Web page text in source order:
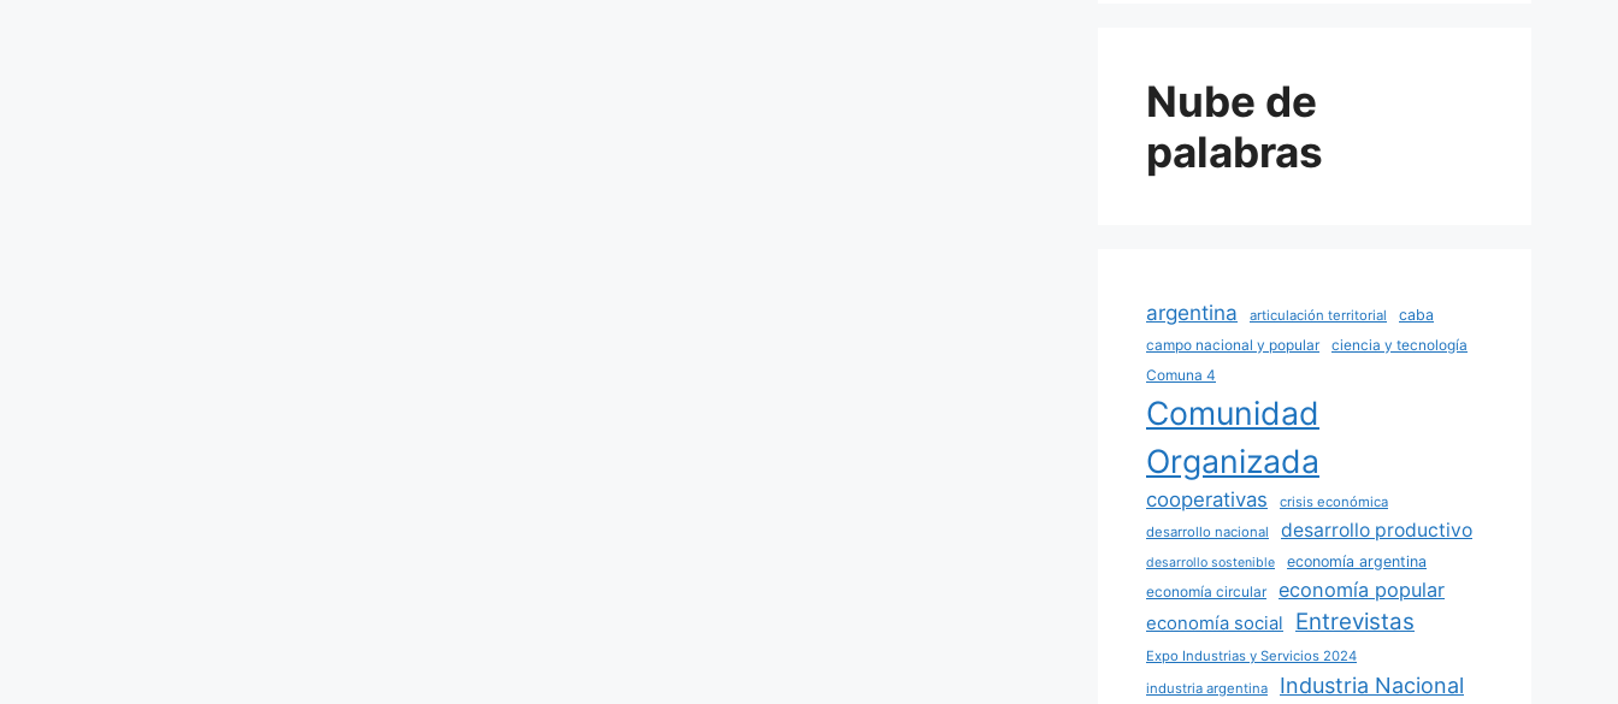
Nube de
palabras
argentina articulación territorial
caba
campo nacional y popular
ciencia y tecnología
Comuna 4
Comunidad
Organizada
cooperativas
crisis económica
desarrollo nacional
desarrollo productivo
desarrollo sostenible
economía argentina
economía circular
economía popular
economía social Entrevistas
Expo Industrias y Servicios 2024
industria argentina
Industria Nacional